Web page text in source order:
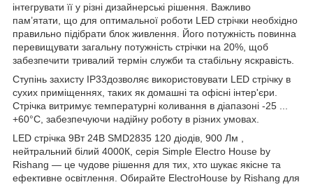
інтегрувати її у різні дизайнерські рішення. Важливо
пам’ятати, що для оптимальної роботи LED стрічки необхідно
правильно підібрати блок живлення. Його потужність повинна
перевищувати загальну потужність стрічки на 20%, щоб
забезпечити тривалий термін служби та стабільну яскравість.
Ступінь захисту IP33дозволяє використовувати LED стрічку в
сухих приміщеннях, таких як домашні та офісні інтер'єри.
Стрічка витримує температурні коливання в діапазоні -25 ...
+60°С, забезпечуючи надійну роботу в різних умовах.
LED стрічка 9Вт 24В SMD2835 120 діодів, 900 Лм ,
нейтральний білий 4000К, серія Simple Electro House by
Rishang — це чудове рішення для тих, хто шукає якісне та
ефективне освітлення. Обирайте ElectroHouse by Rishang для